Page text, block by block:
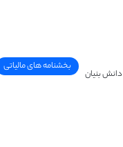
بخشنامه های مالیاتی